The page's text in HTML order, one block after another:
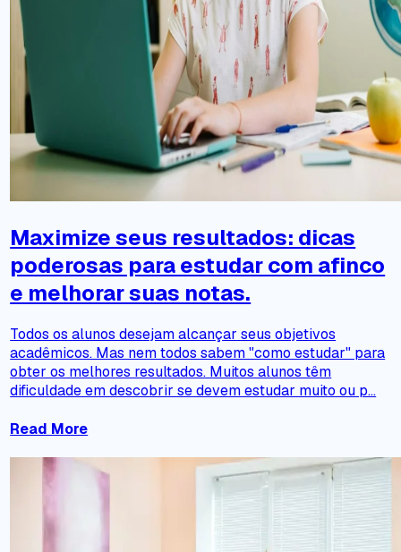
Maximize seus resultados: dicas
poderosas para estudar com afinco
e melhorar suas notas.
Todos os alunos desejam alcançar seus objetivos
acadêmicos. Mas nem todos sabem "como estudar" para
obter os melhores resultados. Muitos alunos têm
dificuldade em descobrir se devem estudar muito ou p...
Read More